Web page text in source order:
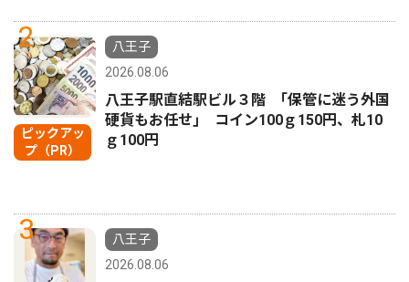
2
ピックアッ
プ（PR）
八王子
2026.08.06
八王子駅直結駅ビル３階 ｢保管に迷う外国
硬貨もお任せ｣ コイン100ｇ150円、札10
ｇ100円
3
八王子
2026.08.06